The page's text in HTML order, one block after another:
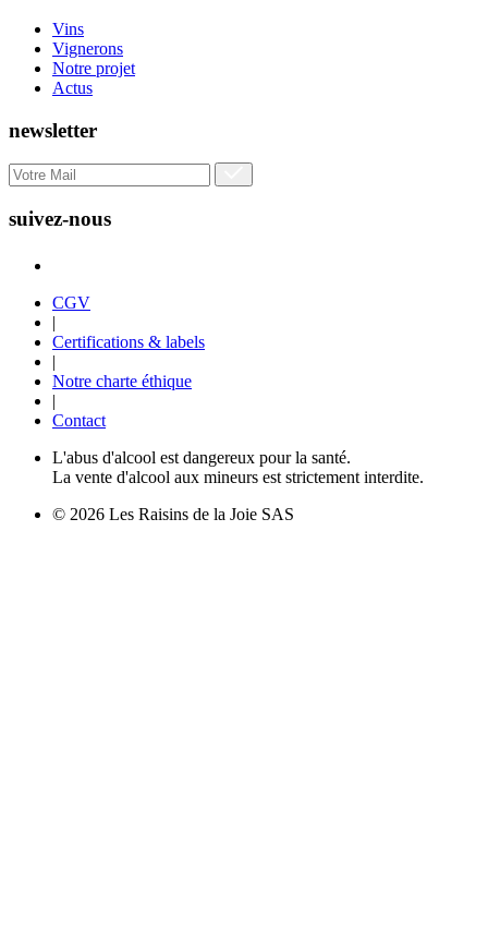
Vins
Vignerons
Notre projet
Actus
newsletter
suivez-nous
CGV
|
Certifications & labels
|
Notre charte éthique
|
Contact
L'abus d'alcool est dangereux pour la santé.
La vente d'alcool aux mineurs est strictement interdite.
© 2026 Les Raisins de la Joie SAS